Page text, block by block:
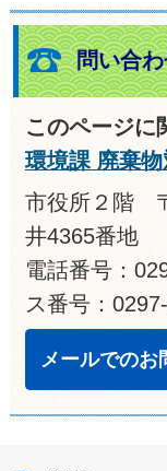
問い合
このページに
環境課 廃棄
市役所２階
井4365番地
電話番号：
ス番号：
メールでのお